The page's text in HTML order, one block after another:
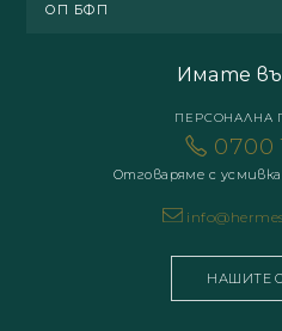
ОП БФП
Имате
ПЕРСОНАЛНА
0700
Отговаряме с
НАШИТЕ